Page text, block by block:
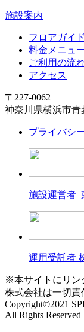
施設案内
フロアガイド
料金メニュ
ご利用の流
アクセス
〒227-0062
神奈川県横浜市青
プライバシ
施設運営者
運用受託者
※本サイトにリン
株式会社は一切責
Copyright©2021
All Rights Reserved